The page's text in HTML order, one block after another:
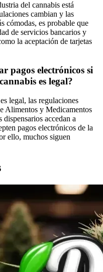
del cannabis está
cambian y las
cómodas, es probable que
de servicios bancarios y
la aceptación de tarjetas
pagos electrónicos si
es legal?
legal, las regulaciones
Alimentos y Medicamentos
accedan a
pagos electrónicos de la
ello, muchos siguen